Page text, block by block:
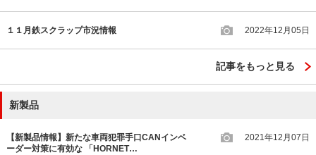
１１月鉄スクラップ市況情報 2022年12月05日
記事をもっと見る
新製品
【新製品情報】新たな車両犯罪手口CANインベ
ーダー対策に有効な 「HORNET…
2021年12月07日